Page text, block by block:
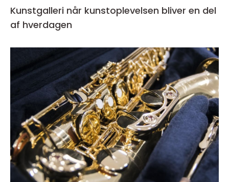
Kunstgalleri når kunstoplevelsen bliver en del
af hverdagen